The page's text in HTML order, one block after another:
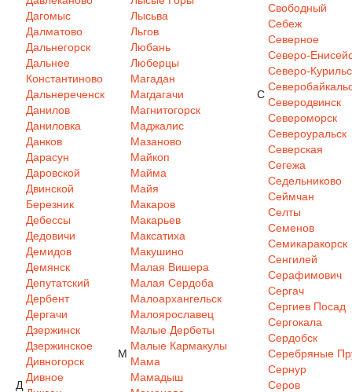
Д
Дагомыс
Далматово
Дальнегорск
Дальнее
Константиново
Дальнереченск
Данилов
Даниловка
Данков
Дарасун
Даровской
Двинской
Березник
Дебессы
Дедовичи
Демидов
Демянск
Депутатский
Дербент
Дергачи
Дзержинск
Дзержинское
Дивногорск
Дивное
Лысьва
Льгов
Любань
Люберцы
М
Магадан
Магдагачи
Магнитогорск
Маджалис
Мазаново
Майкоп
Майма
Майя
Макаров
Макарьев
Максатиха
Макушино
Малая Вишера
Малая Сердоба
Малоархангельск
Малоярославец
Малые Дербеты
Малые Кармакулы
Мама
Мамадыш
С
Свободный
Себеж
Северное
Северо-
Северо-
Северодвинск
Североморск
Североуральск
Северская
Сегежа
Седельниково
Сеймчан
Селты
Семенов
Семикаракорск
Сенгилей
Серафимович
Сергач
Сергиев Посад
Сергокала
Сердобск
Серебряные
Сернур
Серов